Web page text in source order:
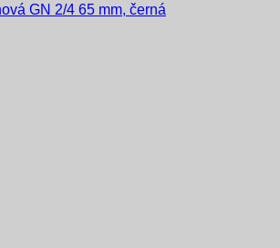
GN 2/4 65 mm, černá